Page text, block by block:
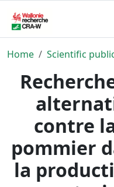
Home Scientific
contre
pommier
la